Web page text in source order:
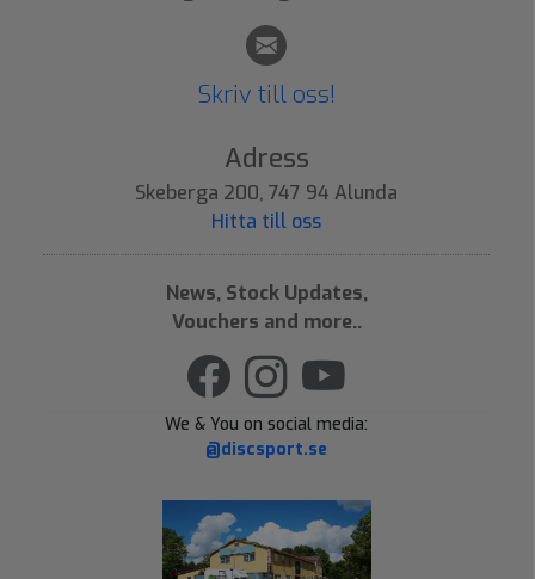
Skriv till oss!
Adress
Skeberga 200, 747 94 Alunda
Hitta till oss
News, Stock Updates,
Vouchers and more..
We & You on social media:
@discsport.se